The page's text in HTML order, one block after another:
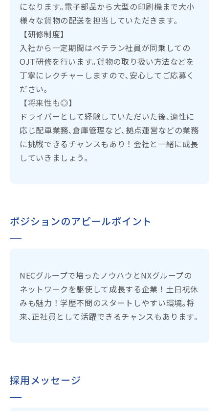
になります｡電子部品から大型の印刷機まで大小
様々な貨物の配送を担当していただきます｡
【研修制度】
入社から一定期間はベテラン社員が同乗しての
OJT研修を行います｡貨物の取り扱い方法などを
丁寧にレクチャーしますので､安心してご応募く
ださい｡
【将来性も◎】
ドライバーとして経験していただいた後､適性に
応じ配車業務､倉庫管理など､拠点運営などの業務
に挑戦できるチャンスもあり！会社と一緒に成長
していきましょう｡
ポジションのアピールポイント
NECグループで培ったノウハウとNXグループの
ネットワークを駆使して成長する企業！土日祝休
みも魅力！学歴不問のスタートしやすい環境｡将
来､正社員として活躍できるチャンスもあります｡
採用メッセージ